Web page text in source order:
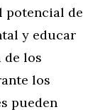
potencial de
y educar
de los
los
pueden